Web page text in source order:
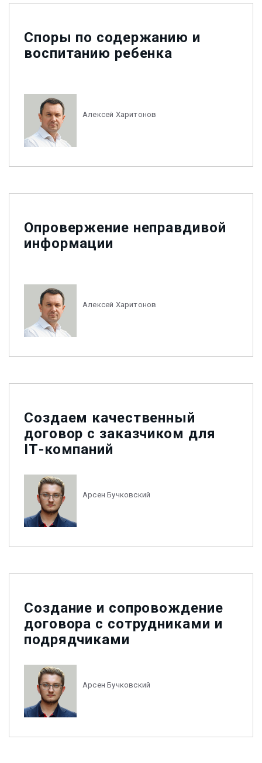
Споры по содержанию и
воспитанию ребенка
Алексей Харитонов
Опровержение неправдивой
информации
Алексей Харитонов
Создаем качественный
договор с заказчиком для
ІТ-компаний
Арсен Бучковский
Создание и сопровождение
договора с сотрудниками и
подрядчиками
Арсен Бучковский